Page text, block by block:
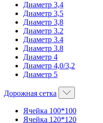
Диаметр 3,4
Диаметр 3,5
Диаметр 3,8
Диаметр 3.2
Диаметр 3.4
Диаметр 3.8
Диаметр 4
Диаметр 4,0/3,2
Диаметр 5
Дорожная сетка
Ячейка 100*100
Ячейка 120*120